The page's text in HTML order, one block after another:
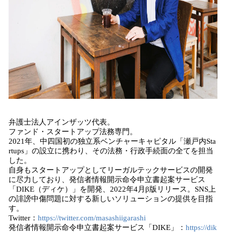
弁護士法人アインザッツ代表。
ファンド・スタートアップ法務専門。
2021年、中四国初の独立系ベンチャーキャピタル「瀬戸内Sta
rtups」の設立に携わり、その法務・行政手続面の全てを担当
した。
自身もスタートアップとしてリーガルテックサービスの開発
に尽力しており、発信者情報開示命令申立書起案サービス
「DIKE（ディケ）」を開発、2022年4月β版リリース。SNS上
の誹謗中傷問題に対する新しいソリューションの提供を目指
す。
Twitter： https://twitter.com/masashiigarashi
発信者情報開示命令申立書起案サービス「DIKE」： https://dik